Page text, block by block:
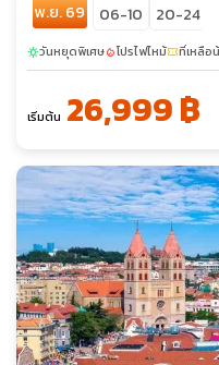
พ.ย. 69 06-10 20-24
sunnyวันหยุดพิเศษlocal_fire_departmentโปรไฟไหม้confirmation_numberที่เหลือ
เริ่มต้น 26,999 ฿